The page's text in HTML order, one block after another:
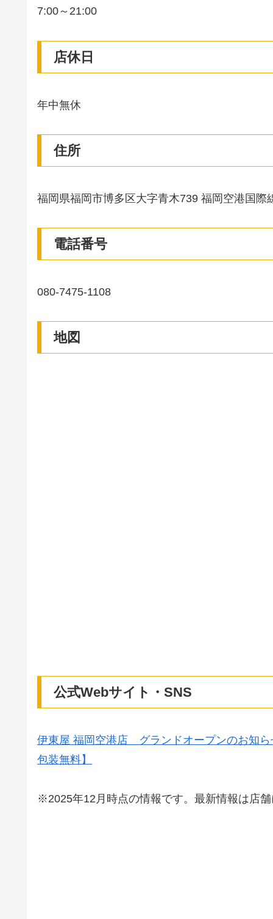
7:00～21:00
店休日
年中無休
住所
福岡県福岡市博多区大字青木739 福岡空港国際
電話番号
080-7475-1108
地図
公式Webサイト・SNS
伊東屋 福岡空港店 グランドオープンのお知ら
包装無料】
※2025年12月時点の情報です。最新情報は店